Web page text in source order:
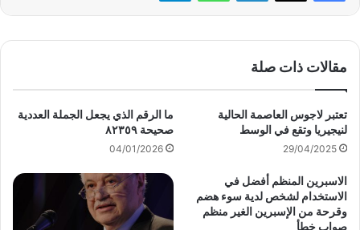
مقالات ذات صلة
تعتبر لاجوس العاصمة الحالية
لنيجيريا وتقع في الوسط
29/04/2025
ما الرقم الذي يجعل الجملة العددية
صحيحة ٨٢٣٥٩
04/01/2026
الاسبرين المنظم أفضل في
الاستخدام لشخص لدية سوء هضم
وقرحة من الإسبرين الغير منظم
صواب خطأ